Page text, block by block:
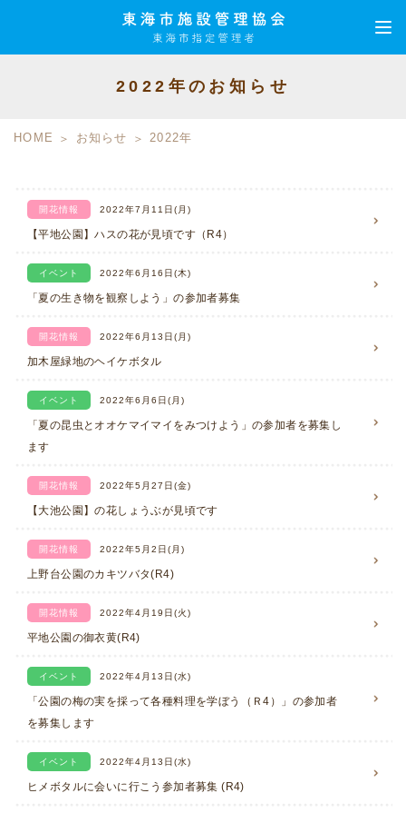
2022年のお知らせ
HOME お知らせ 2022年
開花情報 2022年7月11日(月)
【平地公園】ハスの花が見頃です（R4）
イベント 2022年6月16日(木)
「夏の生き物を観察しよう」の参加者募集
開花情報 2022年6月13日(月)
加木屋緑地のヘイケボタル
イベント 2022年6月6日(月)
「夏の昆虫とオオケマイマイをみつけよう」の参加者を募集し
ます
開花情報 2022年5月27日(金)
【大池公園】の花しょうぶが見頃です
開花情報 2022年5月2日(月)
上野台公園のカキツバタ(R4)
開花情報 2022年4月19日(火)
平地公園の御衣黄(R4)
イベント 2022年4月13日(水)
「公園の梅の実を採って各種料理を学ぼう（Ｒ4）」の参加者
を募集します
イベント 2022年4月13日(水)
ヒメボタルに会いに行こう参加者募集 (R4)